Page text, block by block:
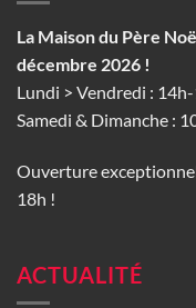
La Maison du Père
décembre 2026 !
Lundi > Vendredi :
Samedi & Dimanche :
Ouverture
18h !
ACTUALITÉ